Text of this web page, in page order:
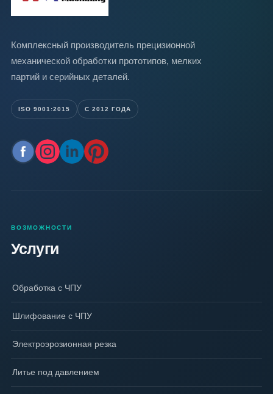
Комплексный производитель прецизионной
механической обработки прототипов, мелких
партий и серийных деталей.
ISO 9001:2015 С 2012 ГОДА
ВОЗМОЖНОСТИ
Услуги
Обработка с ЧПУ
Шлифование с ЧПУ
Электроэрозионная резка
Литье под давлением